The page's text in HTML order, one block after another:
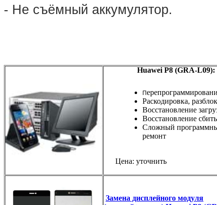
- Не съёмный аккумулятор.
Huawei P8 (GRA-L09):
П
Раскодировка,
Восстановление
Восстановление
Сложный
ремонт
Цена: уточнить
Замена дисплейного модуля